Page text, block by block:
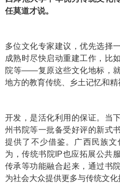
任莫道才说。
多位文化专家建议，优先选择
成熟时尽快启动重建工作，比
院等——复原这些文化地标，
地方的教育传统、乡土记忆和精
开发，是活化利用的保证。当
州书院等一批备受好评的新式
提供了不少借鉴。广西民族
为，传统书院IP也应拓展公共
传承等功能融合起来，通过书
为社会大众提供更多与传统文化